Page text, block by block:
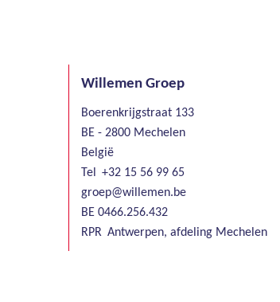
Willemen Groep
Boerenkrijgstraat 133
BE - 2800 Mechelen
België
Tel +32 15 56 99 65
groep@willemen.be
BE 0466.256.432
RPR Antwerpen, afdeling Mechelen